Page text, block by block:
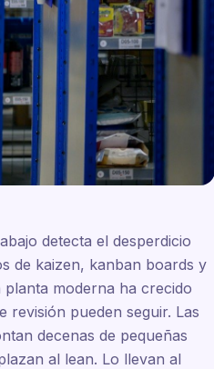
detecta el desperdicio
de kaizen, kanban boards y
moderna ha crecido
revisión pueden seguir. Las
decenas de pequeñas
al lean. Lo llevan al